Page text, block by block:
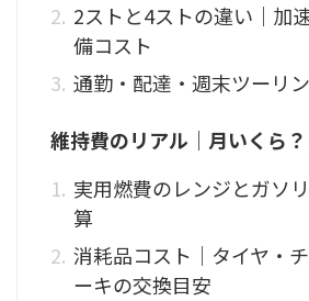
2ストと4ストの違い｜加
備コスト
通勤・配達・週末ツーリ
維持費のリアル｜月いくら
実用燃費のレンジとガソ
算
消耗品コスト｜タイヤ・
ーキの交換目安